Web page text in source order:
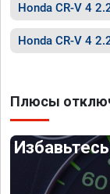
Honda CR-V 4
Honda CR-V 4
Плюсы